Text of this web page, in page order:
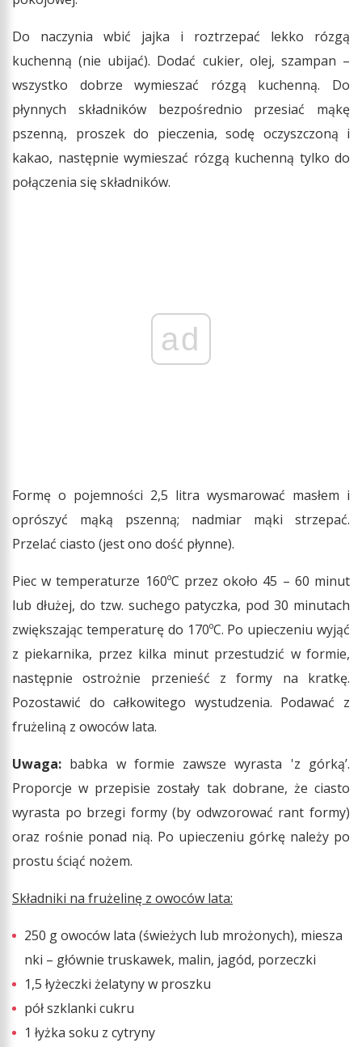
Do naczynia wbić jajka i roztrzepać lekko rózgą
kuchenną (nie ubijać). Dodać cukier, olej, szampan –
wszystko dobrze wymieszać rózgą kuchenną. Do
płynnych składników bezpośrednio przesiać mąkę
pszenną, proszek do pieczenia, sodę oczyszczoną i
kakao, następnie wymieszać rózgą kuchenną tylko do
połączenia się składników.
ad
Formę o pojemności 2,5 litra wysmarować masłem i
oprószyć mąką pszenną; nadmiar mąki strzepać.
Przelać ciasto (jest ono dość płynne).
Piec w temperaturze 160ºC przez około 45 – 60 minut
lub dłużej, do tzw. suchego patyczka, pod 30 minutach
zwiększając temperaturę do 170ºC. Po upieczeniu wyjąć
z piekarnika, przez kilka minut przestudzić w formie,
następnie ostrożnie przenieść z formy na kratkę.
Pozostawić do całkowitego wystudzenia. Podawać z
frużeliną z owoców lata.
Uwaga: babka w formie zawsze wyrasta 'z górką’.
Proporcje w przepisie zostały tak dobrane, że ciasto
wyrasta po brzegi formy (by odwzorować rant formy)
oraz rośnie ponad nią. Po upieczeniu górkę należy po
prostu ściąć nożem.
Składniki na frużelinę z owoców lata:
250 g owoców lata (świeżych lub mrożonych), miesza
nki – głównie truskawek, malin, jagód, porzeczki
1,5 łyżeczki żelatyny w proszku
pół szklanki cukru
1 łyżka soku z cytryny